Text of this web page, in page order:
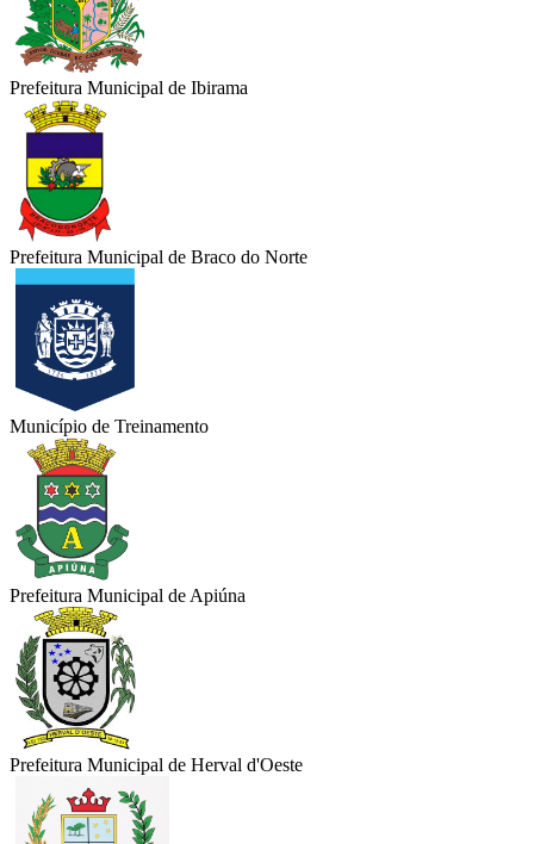
Prefeitura Municipal de Ibirama
Prefeitura Municipal de Braco do Norte
Município de Treinamento
Prefeitura Municipal de Apiúna
Prefeitura Municipal de Herval d'Oeste